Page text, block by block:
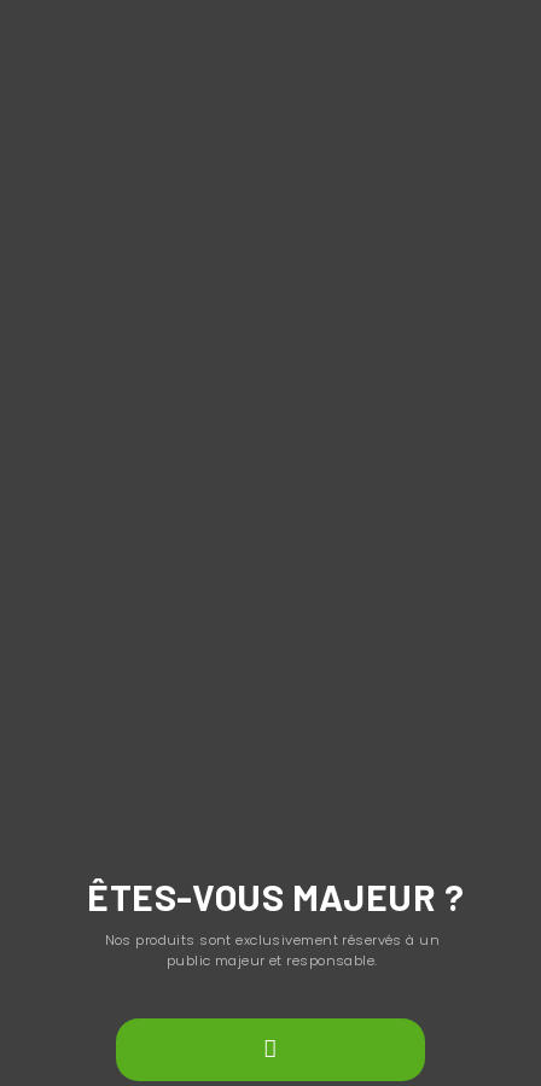
ÊTES-VOUS MAJEUR ?
Nos produits sont exclusivement réservés à un
public majeur et responsable.